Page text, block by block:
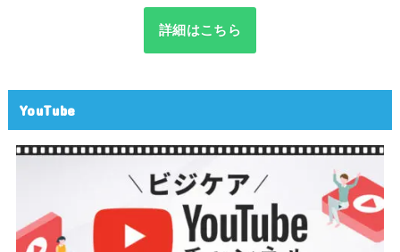
詳細はこちら
YouTube